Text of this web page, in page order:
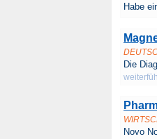
Habe
Die
Novo